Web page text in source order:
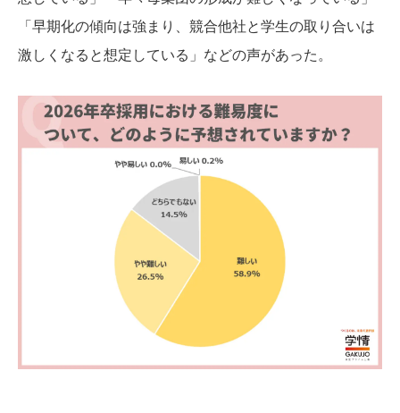
「早期化の傾向は強まり、競合他社と学生の取り合いは
激しくなると想定している」などの声があった。